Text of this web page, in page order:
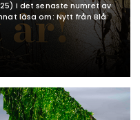
I det senaste numret av
läsa om: Nytt från Blå